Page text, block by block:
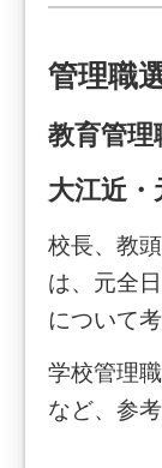
管理職
教育管
大江近・
校長、教
は、元全
について
学校管理
など、参